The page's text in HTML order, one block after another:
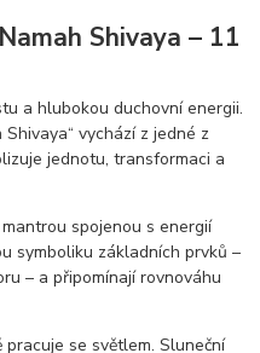
Shivaya – 11
a hlubokou duchovní energii.
vychází z jedné z
jednotu, transformaci a
spojenou s energií
symboliku základních prvků –
– a připomínají rovnováhu
se světlem. Sluneční